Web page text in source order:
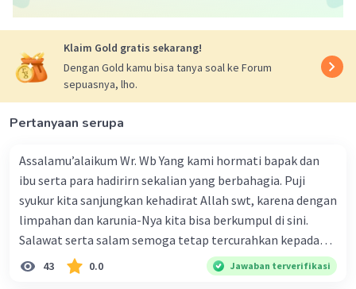
Klaim Gold gratis sekarang!
Dengan Gold kamu bisa tanya soal ke Forum
sepuasnya, lho.
Pertanyaan serupa
Assalamu’alaikum Wr. Wb Yang kami hormati bapak dan
ibu serta para hadirirn sekalian yang berbahagia. Puji
syukur kita sanjungkan kehadirat Allah swt, karena dengan
limpahan dan karunia-Nya kita bisa berkumpul di sini.
Salawat serta salam semoga tetap tercurahkan kepada
junjungan Nabi besar Muhammad saw, karena beliau
menyiarkan agama yang haq, yakni agama islam, agama
43 0.0 Jawaban terverifikasi